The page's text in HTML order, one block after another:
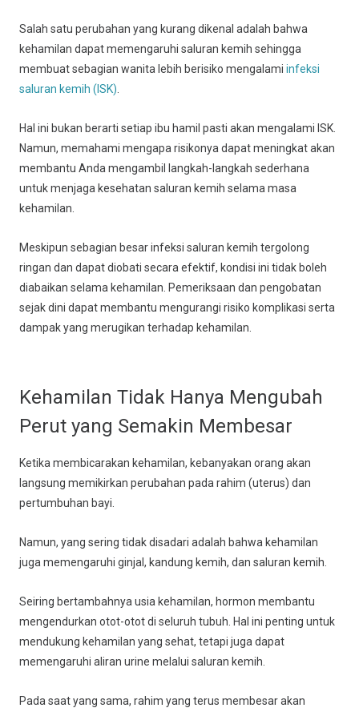
Salah satu perubahan yang kurang dikenal adalah bahwa
kehamilan dapat memengaruhi saluran kemih sehingga
membuat sebagian wanita lebih berisiko mengalami infeksi
saluran kemih (ISK)
Hal ini bukan berarti setiap ibu hamil pasti akan mengalami ISK.
Namun, memahami mengapa risikonya dapat meningkat akan
membantu Anda mengambil langkah-langkah sederhana
untuk menjaga kesehatan saluran kemih selama masa
kehamilan.
Meskipun sebagian besar infeksi saluran kemih tergolong
ringan dan dapat diobati secara efektif, kondisi ini tidak boleh
diabaikan selama kehamilan. Pemeriksaan dan pengobatan
sejak dini dapat membantu mengurangi risiko komplikasi serta
dampak yang merugikan terhadap kehamilan.
Kehamilan Tidak Hanya Mengubah
Perut yang Semakin Membesar
Ketika membicarakan kehamilan, kebanyakan orang akan
langsung memikirkan perubahan pada rahim (uterus) dan
pertumbuhan bayi.
Namun, yang sering tidak disadari adalah bahwa kehamilan
juga memengaruhi ginjal, kandung kemih, dan saluran kemih.
Seiring bertambahnya usia kehamilan, hormon membantu
mengendurkan otot-otot di seluruh tubuh. Hal ini penting untuk
mendukung kehamilan yang sehat, tetapi juga dapat
memengaruhi aliran urine melalui saluran kemih.
Pada saat yang sama, rahim yang terus membesar akan